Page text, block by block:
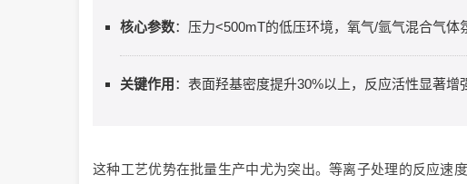
核心参数：压力<500mT的低压环境，氧气/氩气混合气体
关键作用 ：表面羟基密度提升30%以上，反应活性显著
这种工艺优势在批量生产中尤为突出。等离子处理的反应速